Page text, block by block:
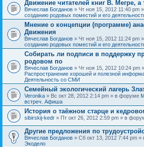
Движение читателей книг В. Мегре, а
Вячеслав Богданов » Чт ноя 15, 2012 11:40 pm
созданию родовых поместий и его
Мнение о концепции (программе)
Движения
Вячеслав Богданов » Чт ноя 15, 2012 11:24 pm
созданию родовых поместий и его
Собирать ли подписи в поддержку
родовом по
Вячеслав Богданов » Чт ноя 15, 2012 10:24 pm
Распространение хорошей и полезной
Деятельность со СМИ
Семейный экологический лагерь
Veronika » Вс окт 28, 2012 2:14 pm » в форуме
встреч. Афиша
История о таёжном старце и
sibirskij-kedr » Пт окт 26, 2012 2:59 pm » в
Другие предложения по
Вячеслав Богданов » Сб окт 13, 2012 7:44 pm
Экодело